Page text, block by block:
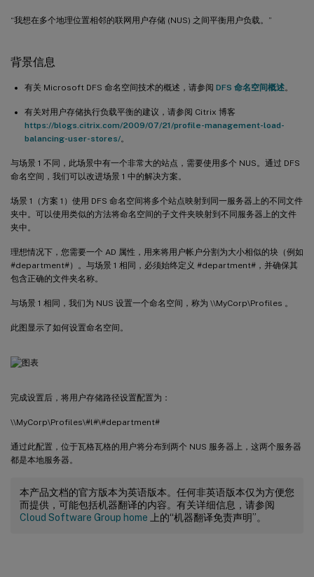
“我想在多个地理位置相邻的联网用户存储 (NUS) 之间平衡用户负载。”
背景信息
有关 Microsoft DFS 命名空间技术的概述，请参阅 DFS 命名空间概述。
有关对用户存储执行负载平衡的建议，请参阅 Citrix 博客
https://blogs.citrix.com/2009/07/21/profile-management-load-
balancing-user-stores/。
与场景 1 不同，此场景中有一个非常大的站点，需要使用多个 NUS。通过 DFS
命名空间，我们可以改进场景 1 中的解决方案。
场景 1（方案 1）使用 DFS 命名空间将多个站点映射到同一服务器上的不同文件
夹中。可以使用类似的方法将命名空间的子文件夹映射到不同服务器上的文件
夹中。
理想情况下，您需要一个 AD 属性，用来将用户帐户分割为大小相似的块（例如
#department#）。与场景 1 相同，必须始终定义 #department#，并确保其
包含正确的文件夹名称。
与场景 1 相同，我们为 NUS 设置一个命名空间，称为 \\MyCorp\Profiles 。
此图显示了如何设置命名空间。
完成设置后，将用户存储路径设置配置为：
\\MyCorp\Profiles\#l#\#department#
通过此配置，位于瓦格瓦格的用户将分布到两个 NUS 服务器上，这两个服务器
都是本地服务器。
本产品文档的官方版本为英语版本。任何非英语版本仅为方便您
而提供，可能包括机器翻译的内容。有关详细信息，请参阅
Cloud Software Group home 上的“机器翻译免责声明”。